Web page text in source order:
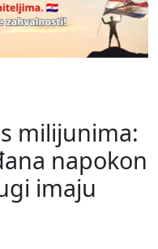
milijunima:
napokon
imaju